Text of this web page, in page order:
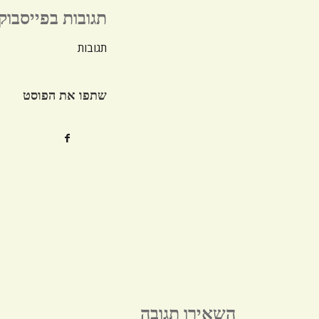
תגובות
תגובות
שתפו את הפוסט
השאירו תגובה